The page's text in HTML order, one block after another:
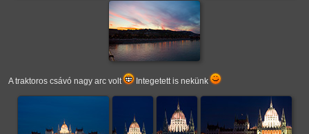
A traktoros csávó nagy arc volt Integetett is nekünk